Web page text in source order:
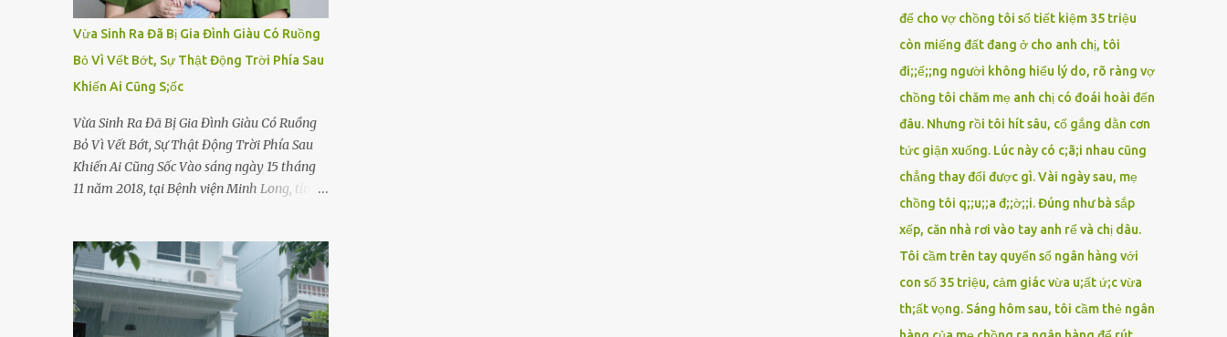
Vừa Sinh Ra Đã Bị Gia Đình Giàu Có Ruồng
Bỏ Vì Vết Bớt, Sự Thật Động Trời Phía Sau
Khiến Ai Cũng S;ốc
Vừa Sinh Ra Đã Bị Gia Đình Giàu Có Ruồng
Bỏ Vì Vết Bớt, Sự Thật Động Trời Phía Sau
Khiến Ai Cũng Sốc Vào sáng ngày 15 tháng
11 năm 2018, tại Bệnh viện Minh Long, tỉnh
vòng tay ấm áp của gia đình, bé lại đối diện
với sự ruồng bỏ lạnh lùng. Đứa trẻ – với một
vết bớt đen trên má – bị gia đình ngoại hình
hoàn hảo, địa vị cao sang của ông Trần Quốc
để cho vợ chồng tôi sổ tiết kiệm 35 triệu
còn miếng đất đang ở cho anh chị, tôi
đi;;ế;;ng người không hiểu lý do, rõ ràng vợ
chồng tôi chăm mẹ anh chị có đoái hoài đến
đâu. Nhưng rồi tôi hít sâu, cố gắng dằn cơn
tức giận xuống. Lúc này có c;ã;i nhau cũng
chẳng thay đổi được gì. Vài ngày sau, mẹ
chồng tôi q;;u;;a đ;;ờ;;i. Đúng như bà sắp
xếp, căn nhà rơi vào tay anh rể và chị dâu.
Tôi cầm trên tay quyển sổ ngân hàng với
con số 35 triệu, cảm giác vừa u;ất ứ;c vừa
th;ất vọng. Sáng hôm sau, tôi cầm thẻ ngân